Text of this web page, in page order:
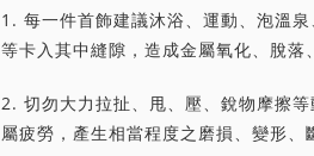
1. 每一件首飾建議沐浴、運動、泡溫
等卡入其中縫隙，造成金屬氧化、脫落
2. 切勿大力拉扯、甩、壓、銳物摩擦
屬疲勞，產生相當程度之磨損、變形、